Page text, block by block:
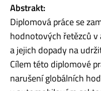
Abstrakt:
Diplomová práce se
hodnotových řetězců
a jejich dopady na
Cílem této diplomové
narušení globálních